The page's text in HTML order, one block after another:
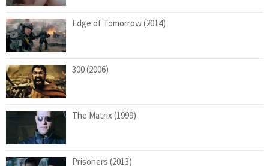
Edge of Tomorrow (2014)
300 (2006)
The Matrix (1999)
Prisoners (2013)